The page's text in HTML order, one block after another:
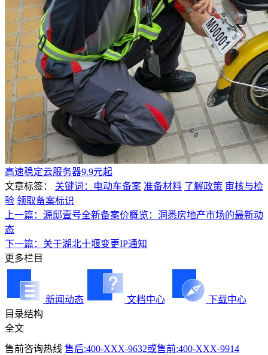
高速稳定云服务器9.9元起
文章标签：
关键词：电动车备案 准备材料 了解政策 审核与检
验 领取备案标识
上一篇：源邸壹号全新备案价概览：洞悉房地产市场的最新动
态
下一篇：关于湖北十堰变更IP通知
更多栏目
新闻动态 文档中心
下载中心
目录结构
全文
售前咨询热线 售后:400-XXX-9632或售前:400-XXX-9914